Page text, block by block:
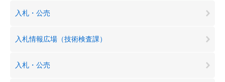
入札・公売
入札情報広場（技術検査課）
入札・公売